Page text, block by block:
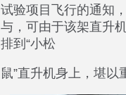
试验项目飞行的通知
与，可由于该架直升
排到“小松
鼠”直升机身上，堪以